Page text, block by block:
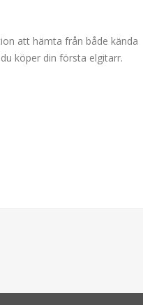
att hämta från både kända
köper din första elgitarr.